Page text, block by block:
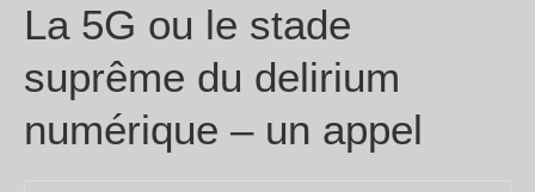
La 5G ou le stade
suprême du delirium
numérique – un appel